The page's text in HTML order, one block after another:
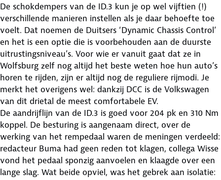
De schokdempers van de ID.3 kun je op wel vijftien (!)
verschillende manieren instellen als je daar behoefte toe
voelt. Dat noemen de Duitsers ‘Dynamic Chassis Control’
en het is een optie die is voorbehouden aan de duurste
uitrustingsniveau’s. Voor wie er vanuit gaat dat ze in
Wolfsburg zelf nog altijd het beste weten hoe hun auto’s
horen te rijden, zijn er altijd nog de reguliere rijmodi. Je
merkt het overigens wel: dankzij DCC is de Volkswagen
van dit drietal de meest comfortabele EV.
De aandrijflijn van de ID.3 is goed voor 204 pk en 310 Nm
koppel. De besturing is aangenaam direct, over de
werking van het rempedaal waren de meningen verdeeld:
redacteur Buma had geen reden tot klagen, collega Wisse
vond het pedaal sponzig aanvoelen en klaagde over een
lange slag. Wat beide opviel, was het gebrek aan isolatie: